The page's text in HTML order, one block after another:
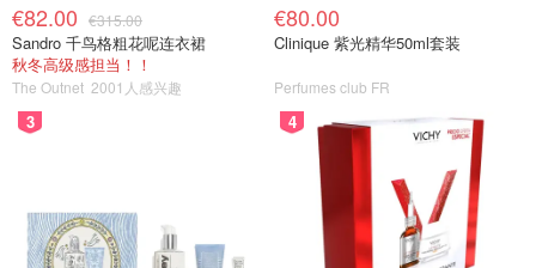
€82.00 €315.00
Sandro 千鸟格粗花呢连衣裙
秋冬高级感担当！！
The Outnet 2001人感兴趣
€80.00
Clinique 紫光精华50ml套装
Perfumes club FR
3 4